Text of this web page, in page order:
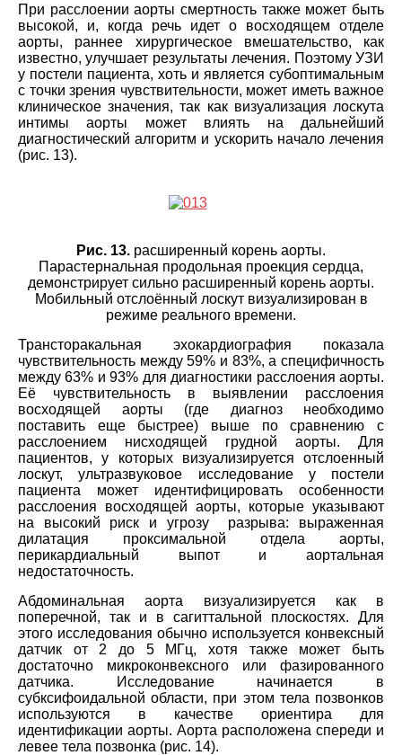
При расслоении аорты смертность также может быть
высокой, и, когда речь идет о восходящем отделе
аорты, раннее хирургическое вмешательство, как
известно, улучшает результаты лечения. Поэтому УЗИ
у постели пациента, хоть и является субоптимальным
с точки зрения чувствительности, может иметь важное
клиническое значения, так как визуализация лоскута
интимы аорты может влиять на дальнейший
диагностический алгоритм и ускорить начало лечения
(рис. 13).
Рис. 13. расширенный корень аорты.
Парастернальная продольная проекция сердца,
демонстрирует сильно расширенный корень аорты.
Мобильный отслоённый лоскут визуализирован в
режиме реального времени.
Трансторакальная эхокардиография показала
чувствительность между 59% и 83%, а специфичность
между 63% и 93% для диагностики расслоения аорты.
Её чувствительность в выявлении расслоения
восходящей аорты (где диагноз необходимо
поставить еще быстрее) выше по сравнению с
расслоением нисходящей грудной аорты. Для
пациентов, у которых визуализируется отслоенный
лоскут, ультразвуковое исследование у постели
пациента может идентифицировать особенности
расслоения восходящей аорты, которые указывают
на высокий риск и угрозу разрыва: выраженная
дилатация проксимальной отдела аорты,
перикардиальный выпот и аортальная
недостаточность.
Абдоминальная аорта визуализируется как в
поперечной, так и в сагиттальной плоскостях. Для
этого исследования обычно используется конвексный
датчик от 2 до 5 МГц, хотя также может быть
достаточно микроконвексного или фазированного
датчика. Исследование начинается в
субксифоидальной области, при этом тела позвонков
используются в качестве ориентира для
идентификации аорты. Аорта расположена спереди и
левее тела позвонка (рис. 14).